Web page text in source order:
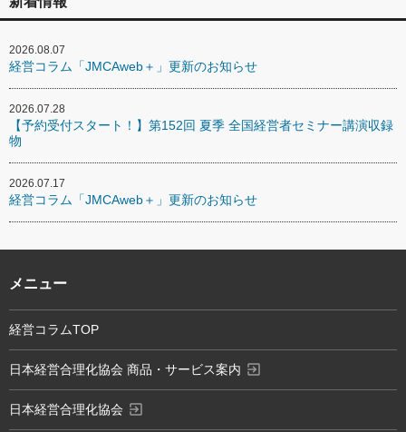
2026.08.07
経営コラム「JMCAweb＋」更新のお知らせ
2026.07.28
【予約受付スタート！】第152回 夏季 全国経営者セミナー講演収録
物
2026.07.17
経営コラム「JMCAweb＋」更新のお知らせ
メニュー
経営コラムTOP
日本経営合理化協会 商品・サービス案内 exit_to_app
日本経営合理化協会 exit_to_app